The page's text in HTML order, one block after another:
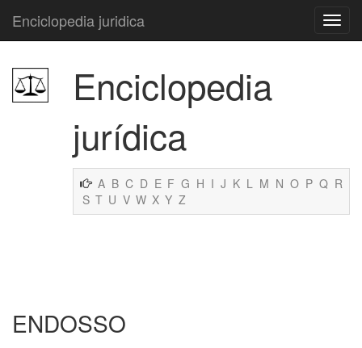
Enciclopedia juridica
Enciclopedia
jurídica
A B C D E F G H I J K L M N O P Q R
S T U V W X Y Z
ENDOSSO